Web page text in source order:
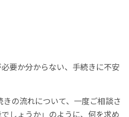
要か分からない、手続きに不安
の流れについて、一度ご相談さ
しょうか」のように、何を求め